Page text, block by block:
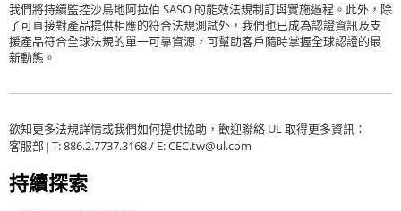
我們將持續監控沙烏地阿拉伯 SASO 的能效法規制訂與實施過程。此外，除
了可直接對產品提供相應的符合法規測試外，我們也已成為認證資訊及支
援產品符合全球法規的單一可靠資源，可幫助客戶隨時掌握全球認證的最
新動態。
欲知更多法規詳情或我們如何提供協助，歡迎聯絡 UL 取得更多資訊：
客服部 | T: 886.2.7737.3168 / E: CEC.tw@ul.com
持續探索